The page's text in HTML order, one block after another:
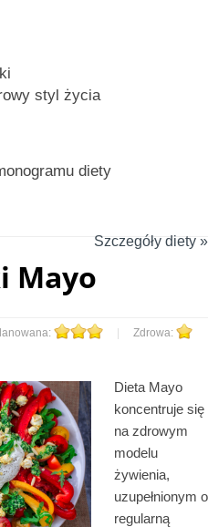
styl życia
diety
Szczegóły diety »
Mayo
|
Zdrowa:
Dieta Mayo
koncentruje się
na zdrowym
modelu
żywienia,
uzupełnionym o
regularną